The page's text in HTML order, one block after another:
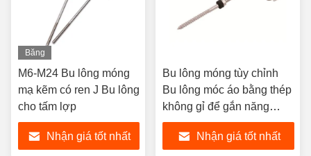
Băng
hình
M6-M24 Bu lông móng
mạ kẽm có ren J Bu lông
cho tấm lợp
Nhận giá tốt nhất
Bu lông móng tùy chỉnh
Bu lông móc áo bằng thép
không gỉ để gắn năng
lượng mặt trời
Nhận giá tốt nhất